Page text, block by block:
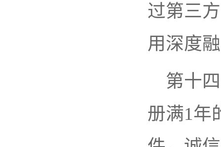
过第三
用深度
第十
册满1年